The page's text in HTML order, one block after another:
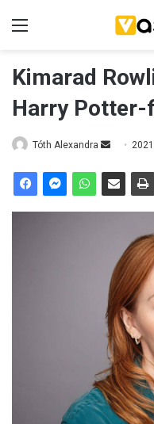
Kimarad
Harry Potter-
Tóth Alexandra
n
m
a
l